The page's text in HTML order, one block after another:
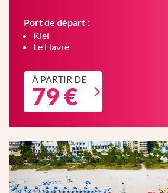
Port de départ :
Kiel
Le Havre
À PARTIR DE
79 €